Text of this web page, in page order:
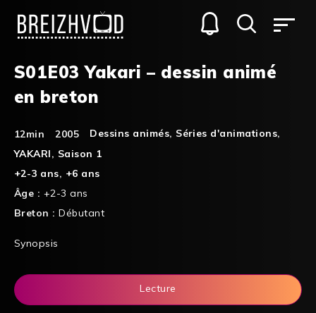
S01E03 Yakari – dessin animé
en breton
12min 2005 Dessins animés, Séries d'animations,
YAKARI, Saison 1
+2-3 ans, +6 ans
Âge : +2-3 ans
Breton :Débutant
Synopsis
Lecture